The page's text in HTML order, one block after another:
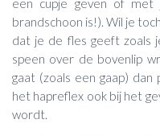
een cupje geven of
brandschoon is!). Wil je
dat je de fles geeft zoals
speen over de bovenlip
gaat (zoals een gaap)
het hapreflex ook bij het
wordt.